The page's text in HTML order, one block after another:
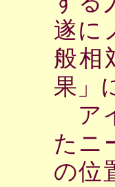
遂に
般相
果」
ア
たニ
の位